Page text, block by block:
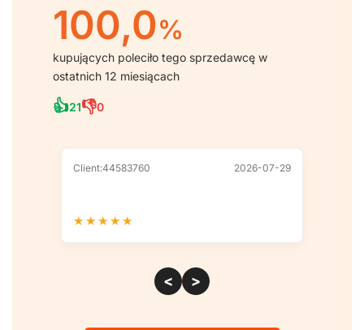
100,0%
kupujących poleciło tego sprzedawcę w
ostatnich 12 miesiącach
👍21👎0
Client:44583760 2026-07-29
★ ★ ★ ★ ★
< >